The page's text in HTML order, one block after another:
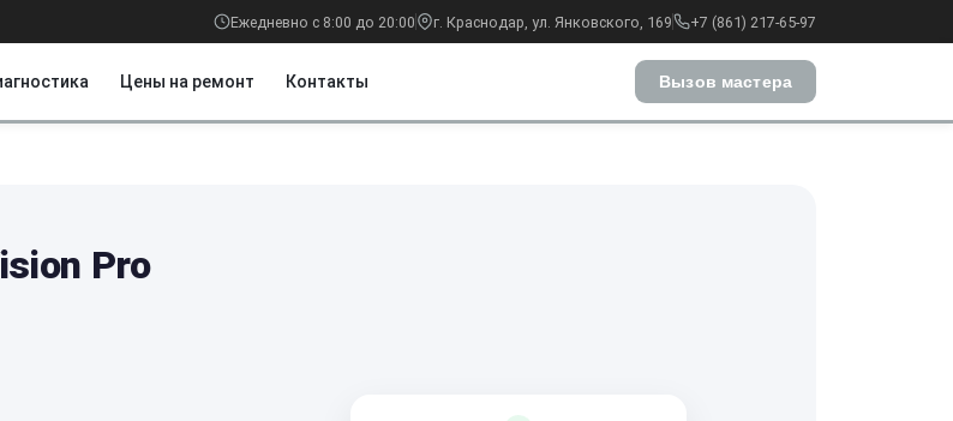
Ежедневно с 8:00 до 20:00 г. Краснодар, ул. Янковского, 169 +7 (861) 217-65-97
Цены на ремонт Контакты Вызов мастера
Pro